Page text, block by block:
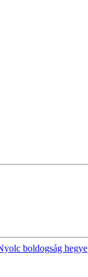
boldogság hegye